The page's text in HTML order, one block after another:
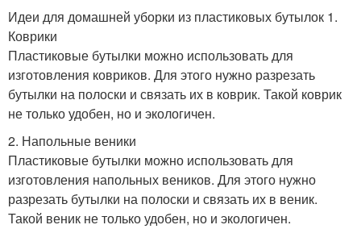
Идеи для домашней уборки из пластиковых бутылок 1.
Коврики
Пластиковые бутылки можно использовать для
изготовления ковриков. Для этого нужно разрезать
бутылки на полоски и связать их в коврик. Такой коврик
не только удобен, но и экологичен.
2. Напольные веники
Пластиковые бутылки можно использовать для
изготовления напольных веников. Для этого нужно
разрезать бутылки на полоски и связать их в веник.
Такой веник не только удобен, но и экологичен.